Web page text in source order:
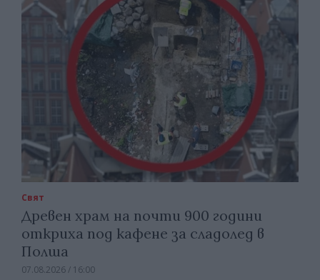
Свят
Древен храм на почти 900 години
откриха под кафене за сладолед в
Полша
07.08.2026 / 16:00